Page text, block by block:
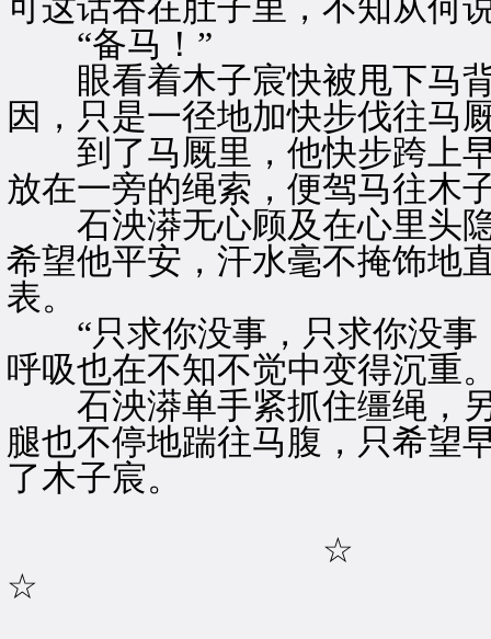
可这话吞在肚子里，不知从何
“备马！”
眼看着木子宸快被甩下马背
因，只是一径地加快步伐往马
到了马厩里，他快步跨上早
放在一旁的绳索，便驾马往木
石泱漭无心顾及在心里头隐
希望他平安，汗水毫不掩饰地
表。
“只求你没事，只求你没事
呼吸也在不知不觉中变得沉重
石泱漭单手紧抓住缰绳，另
腿也不停地踹往马腹，只希望
了木子宸。
☆
☆